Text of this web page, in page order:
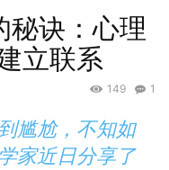
秘诀：心理
立联系
1
149
尴尬，不知如
家近日分享了